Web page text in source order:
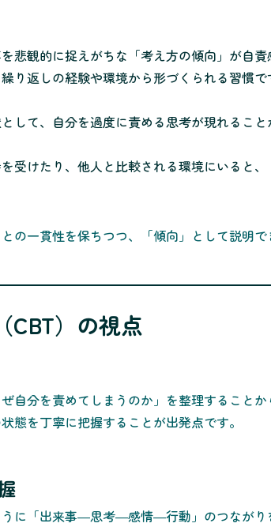
悲観的に捉えがちな「考え方の傾向」が自
り返しの経験や環境から形づくられる習慣で
して、自分を過度に責める思考が現れること
受けたり、他人と比較される環境にいると、
の一貫性を保ちつつ、「傾向」として説明で
CBT）の視点
自分を責めてしまうのか」を整理すること
態を丁寧に把握することが出発点です。
に「出来事―思考―感情―行動」のつながり